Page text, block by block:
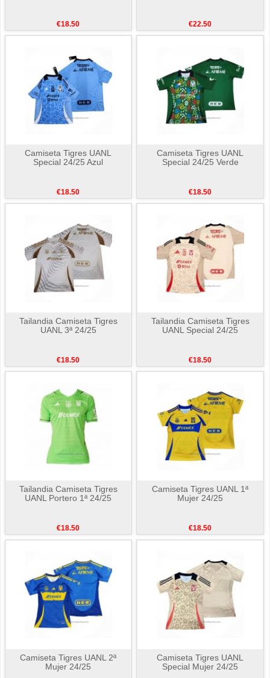
€18.50 €22.50
Camiseta Tigres UANL
Special 24/25 Azul
€18.50
Camiseta Tigres UANL
Special 24/25 Verde
€18.50
Tailandia Camiseta Tigres
UANL 3ª 24/25
€18.50
Tailandia Camiseta Tigres
UANL Special 24/25
€18.50
Tailandia Camiseta Tigres
UANL Portero 1ª 24/25
€18.50
Camiseta Tigres UANL 1ª
Mujer 24/25
€18.50
Camiseta Tigres UANL 2ª
Mujer 24/25
Camiseta Tigres UANL
Special Mujer 24/25